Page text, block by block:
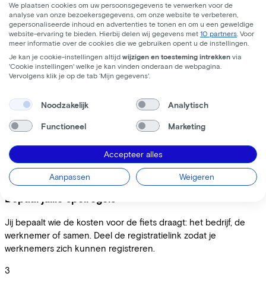
Zo werkt het
Meld je kosteloos aan
Registreer je bedrijf in 5 minuten. Na goedkeuring teken je
afnameverplichting.
2
Bepaal jullie spelregels
Jij bepaalt wie de kosten voor de fiets draagt: het bedrijf, de
werknemer of samen. Deel de registratielink zodat je
werknemers zich kunnen registreren.
3
We plaatsen cookies om uw persoonsgegevens te verwerken voor de
analyse van onze bezoekersgegevens, om onze website te verbeteren,
gepersonaliseerde inhoud en advertenties te tonen en om u een geweldige
website-ervaring te bieden. Hierbij delen wij gegevens met 10 partners . Voor
meer informatie over de cookies die we gebruiken opent u de instellingen.
Je kan je cookie-instellingen altijd wijzigen en toesteming intrekken via
'Cookie instellingen' welke je kan vinden onderaan de webpagina.
Vervolgens klik je op de tab ‘Mijn gegevens'.
Noodzakelijk Analytisch
Functioneel Marketing
Accepteer alles
Aanpassen Weigeren